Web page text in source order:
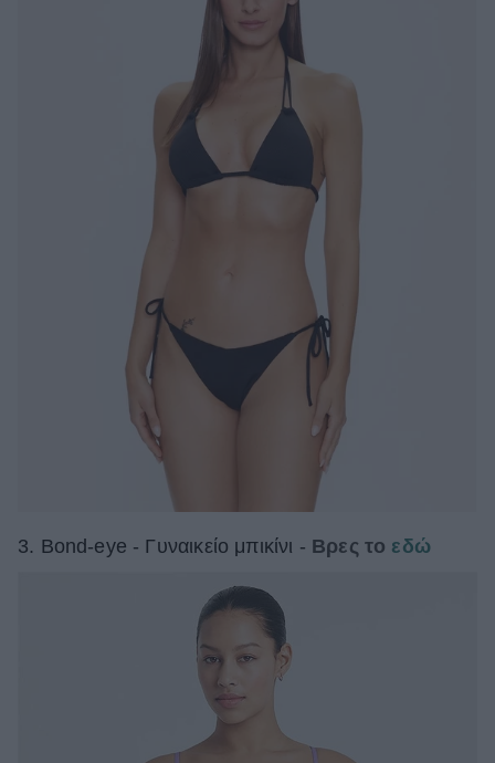
3. Bond-eye - Γυναικείο μπικίνι - Βρες το εδώ